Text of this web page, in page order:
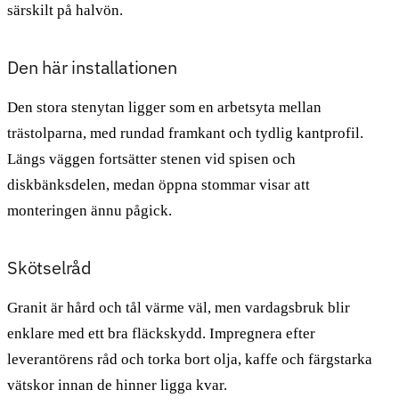
särskilt på halvön.
Den här installationen
Den stora stenytan ligger som en arbetsyta mellan
trästolparna, med rundad framkant och tydlig kantprofil.
Längs väggen fortsätter stenen vid spisen och
diskbänksdelen, medan öppna stommar visar att
monteringen ännu pågick.
Skötselråd
Granit är hård och tål värme väl, men vardagsbruk blir
enklare med ett bra fläckskydd. Impregnera efter
leverantörens råd och torka bort olja, kaffe och färgstarka
vätskor innan de hinner ligga kvar.